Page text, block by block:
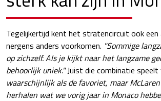
Tegelijkertijd kent het stratencircuit ook
nergens anders voorkomen. "Sommige
op zichzelf. Als je kijkt naar het langzame
behoorlijk uniek."Juist die combinatie
waarschijnlijk als de favoriet, maar
herhalen wat we vorig jaar in Monaco